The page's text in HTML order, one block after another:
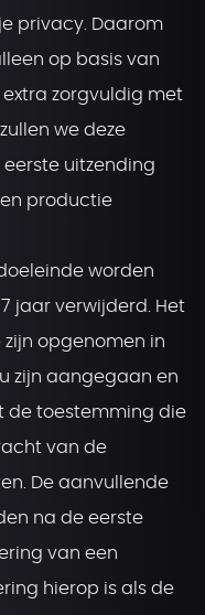
privacy. Daarom
op basis van
zorgvuldig met
we deze
uitzending
productie
worden
jaar verwijderd. Het
opgenomen in
zijn aangegaan en
de toestemming die
van de
De aanvullende
na de eerste
van een
hierop is als de